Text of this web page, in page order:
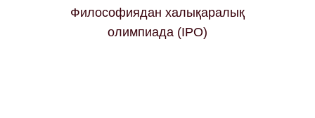
Философиядан халықаралық
олимпиада (IPO)